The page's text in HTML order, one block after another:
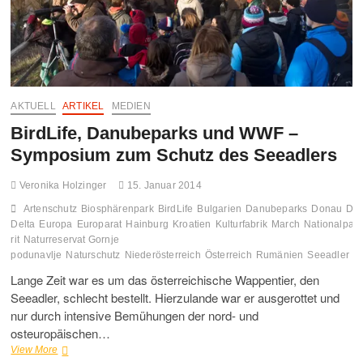
AKTUELL ARTIKEL MEDIEN
BirdLife, Danubeparks und WWF –
Symposium zum Schutz des Seeadlers
Veronika Holzinger 15. Januar 2014
Artenschutz Biosphärenpark BirdLife Bulgarien Danubeparks Donau
Delta Europa Europarat Hainburg Kroatien Kulturfabrik March
rit Naturreservat Gornje
podunavlje Naturschutz Niederösterreich Österreich Rumänien Seeadler
Lange Zeit war es um das österreichische Wappentier, den
Seeadler, schlecht bestellt. Hierzulande war er ausgerottet und
nur durch intensive Bemühungen der nord- und
osteuropäischen…
View MoreBirdLife,